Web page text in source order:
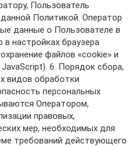
Пользователь
Политикой. Оператор
данные о Пользователе в
в настройках браузера
файлов «cookie» и
6. Порядок сбора,
видов обработки
персональных
Оператором,
правовых,
мер, необходимых для
требований действующего